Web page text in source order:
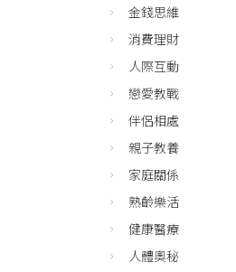
金錢思維
消費理財
人際互動
戀愛教戰
伴侶相處
親子教養
家庭關係
熟齡樂活
健康醫療
人體奧秘